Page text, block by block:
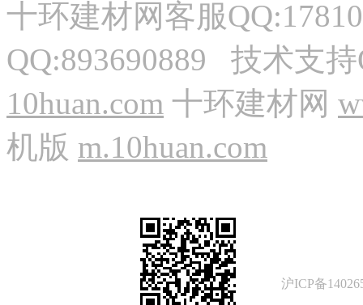
十环建材网客服
QQ:893690889 技术支
10huan.com 十环建材网
机版 m.10huan.com
沪ICP备